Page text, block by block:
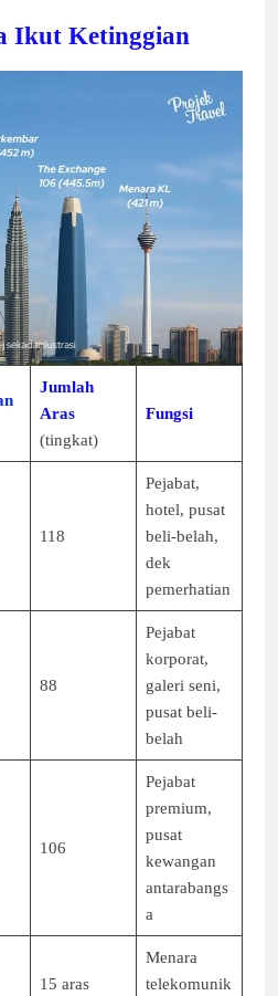
Ikut Ketinggian
Jumlah
Aras
(tingkat)
Fungsi
118
Pejabat,
hotel, pusat
beli-belah,
dek
pemerhatian
88
Pejabat
korporat,
galeri seni,
pusat beli-
belah
106
Pejabat
premium,
pusat
kewangan
antarabangs
a
15 aras
Menara
telekomunik